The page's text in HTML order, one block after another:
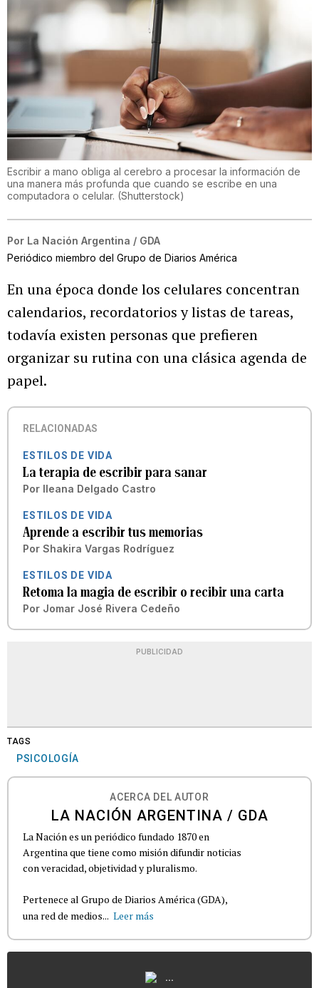
Escribir a mano obliga al cerebro a procesar la información de
una manera más profunda que cuando se escribe en una
computadora o celular. (Shutterstock)
Por La Nación Argentina / GDA
Periódico miembro del Grupo de Diarios América
En una época donde los celulares concentran
calendarios, recordatorios y listas de tareas,
todavía existen personas que prefieren
organizar su rutina con una clásica agenda de
papel.
RELACIONADAS
ESTILOS DE VIDA
La terapia de escribir para sanar
Por Ileana Delgado Castro
ESTILOS DE VIDA
Aprende a escribir tus memorias
Por Shakira Vargas Rodríguez
ESTILOS DE VIDA
Retoma la magia de escribir o recibir una carta
Por Jomar José Rivera Cedeño
PUBLICIDAD
TAGS
PSICOLOGÍA
ACERCA DEL AUTOR
LA NACIÓN ARGENTINA / GDA
La Nación es un periódico fundado 1870 en
Argentina que tiene como misión difundir noticias
con veracidad, objetividad y pluralismo.
Pertenece al Grupo de Diarios América (GDA),
una red de medios... Leer más
...